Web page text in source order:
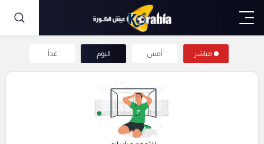
مباشر أمس اليوم غداً